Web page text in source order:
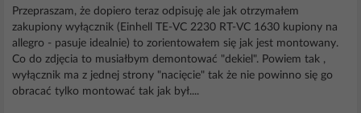
Przepraszam, że dopiero teraz odpisuję ale jak otrzymałem
zakupiony wyłącznik (Einhell TE-VC 2230 RT-VC 1630 kupiony na
allegro - pasuje idealnie) to zorientowałem się jak jest montowany.
Co do zdjęcia to musiałbym demontować "dekiel". Powiem tak ,
wyłącznik ma z jednej strony "nacięcie" tak że nie powinno się go
obracać tylko montować tak jak był....